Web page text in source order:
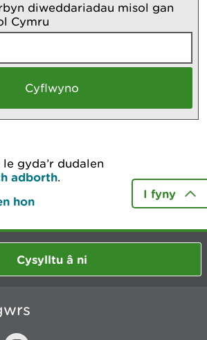
diweddariadau misol gan
Cymru
gyda’r dudalen
adborth.
hon
I fyny
Cysylltu â ni